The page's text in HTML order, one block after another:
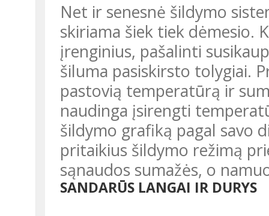
Net ir senesnė šildymo sistema gali veikti efektyviau, jei jai
skiriama šiek tiek dėmesio.
įrenginius, pašalinti
šiluma pasiskirsto tolygiai.
pastovią temperatūrą ir
naudinga įsirengti
šildymo grafiką pagal savo
pritaikius šildymo režimą
sąnaudos sumažės, o
SANDARŪS LANGAI IR DURYS